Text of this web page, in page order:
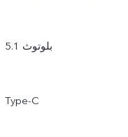
بلوتوث 5.1
Type-C